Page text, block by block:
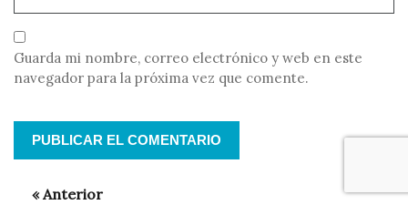
Guarda mi nombre, correo electrónico y web en este
navegador para la próxima vez que comente.